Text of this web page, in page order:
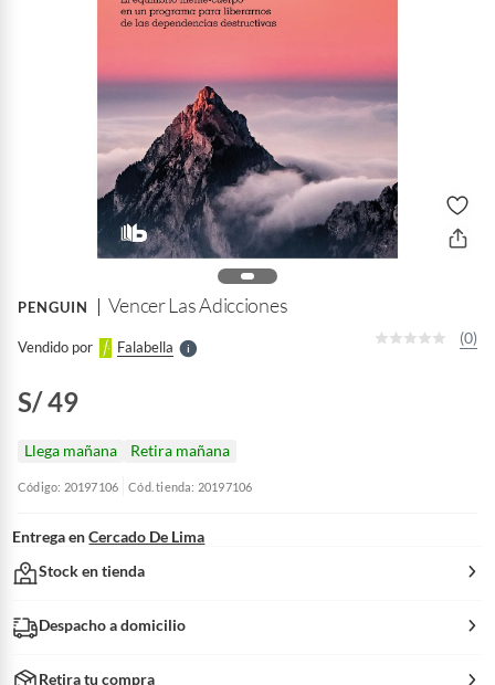
PENGUIN Vencer Las Adicciones
Vendido por FalabellaS
l
r
I
n
f
o
(0)
S/ 49
Llega mañana Retira mañana
Código: 20197106 Cód. tienda: 20197106
Entrega en Cercado De Lima
Stock en tienda
Despacho a domicilio
Retira tu compra